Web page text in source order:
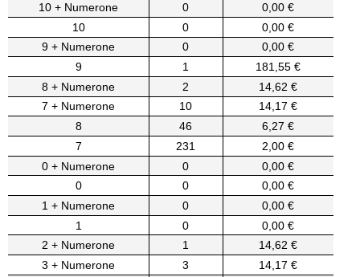
10 + Numerone
0
0,00 €
10
0
0,00 €
9 + Numerone
0
0,00 €
9
1
181,55 €
8 + Numerone
2
14,62 €
7 + Numerone
10
14,17 €
8
46
6,27 €
7
231
2,00 €
0 + Numerone
0
0,00 €
0
0
0,00 €
1 + Numerone
0
0,00 €
1
0
0,00 €
2 + Numerone
1
14,62 €
3 + Numerone
3
14,17 €